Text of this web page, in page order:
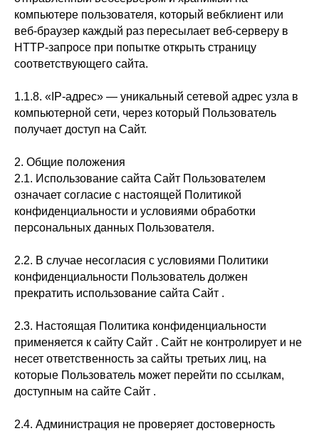
компьютере пользователя, который вебклиент или
веб-браузер каждый раз пересылает веб-серверу в
HTTP-запросе при попытке открыть страницу
соответствующего сайта.
1.1.8. «IP-адрес» — уникальный сетевой адрес узла в
компьютерной сети, через который Пользователь
получает доступ на Сайт.
2. Общие положения
2.1. Использование сайта Сайт Пользователем
означает согласие с настоящей Политикой
конфиденциальности и условиями обработки
персональных данных Пользователя.
2.2. В случае несогласия с условиями Политики
конфиденциальности Пользователь должен
прекратить использование сайта Сайт .
2.3. Настоящая Политика конфиденциальности
применяется к сайту Сайт . Сайт не контролирует и не
несет ответственность за сайты третьих лиц, на
которые Пользователь может перейти по ссылкам,
доступным на сайте Сайт .
2.4. Администрация не проверяет достоверность